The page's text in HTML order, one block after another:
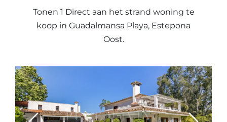
Tonen 1 Direct aan het strand woning te
koop in Guadalmansa Playa, Estepona
Oost.